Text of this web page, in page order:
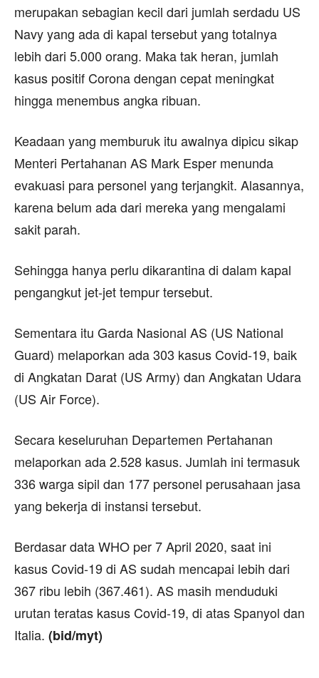
merupakan sebagian kecil dari jumlah serdadu US
Navy yang ada di kapal tersebut yang totalnya
lebih dari 5.000 orang. Maka tak heran, jumlah
kasus positif Corona dengan cepat meningkat
hingga menembus angka ribuan.
Keadaan yang memburuk itu awalnya dipicu sikap
Menteri Pertahanan AS Mark Esper menunda
evakuasi para personel yang terjangkit. Alasannya,
karena belum ada dari mereka yang mengalami
sakit parah.
Sehingga hanya perlu dikarantina di dalam kapal
pengangkut jet-jet tempur tersebut.
Sementara itu Garda Nasional AS (US National
Guard) melaporkan ada 303 kasus Covid-19, baik
di Angkatan Darat (US Army) dan Angkatan Udara
(US Air Force).
Secara keseluruhan Departemen Pertahanan
melaporkan ada 2.528 kasus. Jumlah ini termasuk
336 warga sipil dan 177 personel perusahaan jasa
yang bekerja di instansi tersebut.
Berdasar data WHO per 7 April 2020, saat ini
kasus Covid-19 di AS sudah mencapai lebih dari
367 ribu lebih (367.461). AS masih menduduki
urutan teratas kasus Covid-19, di atas Spanyol dan
Italia. (bid/myt)